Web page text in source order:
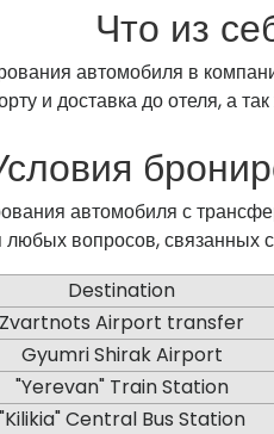
Что из
автомобиля в
и доставка до отеля, а
автомобиля с
любых вопросов, связанных
Destination
Zvartnots Airport transfer
Gyumri Shirak Airport
"Yerevan" Train Station
"Kilikia" Central Bus Station